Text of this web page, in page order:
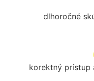
dlhoročné
korektný prístup